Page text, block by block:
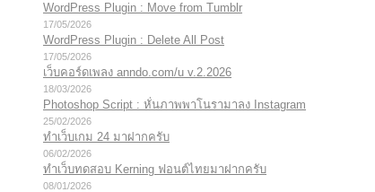
WordPress Plugin : Move from Tumblr
17/05/2026
WordPress Plugin : Delete All Post
17/05/2026
เว็บคอร์ดเพลง anndo.com/u v.2.2026
18/03/2026
Photoshop Script : หั่นภาพพาโนรามาลง Instagram
25/02/2026
ทำเว็บเกม 24 มาฝากครับ
06/02/2026
ทำเว็บทดสอบ Kerning ฟอนต์ไทยมาฝากครับ
08/01/2026